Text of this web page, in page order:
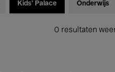
Kids’ Palace Onderwijs
0 resultaten